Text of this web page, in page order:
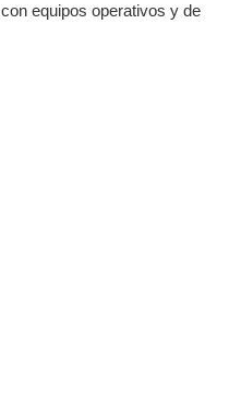
equipos operativos y de